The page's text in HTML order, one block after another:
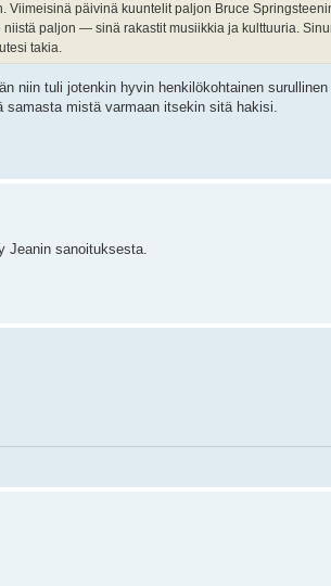
Viimeisinä päivinä kuuntelit paljon Bruce
paljon — sinä rakastit musiikkia ja kulttuuria.
takia.
niin tuli jotenkin hyvin henkilökohtainen
mistä varmaan itsekin sitä hakisi.
Jeanin sanoituksesta.